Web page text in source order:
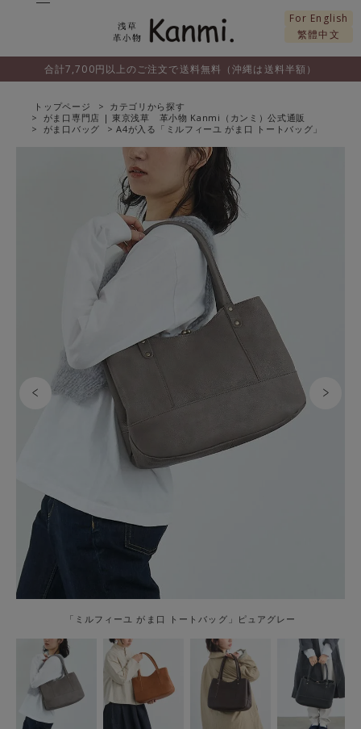
For English
繁體中文
合計7,700円以上のご注文で送料無料（沖縄は送料半額）
トップページ
カテゴリから探す
がま口専門店 | 東京浅草 革小物 Kanmi（カンミ）公式通販
がま口バッグ
A4が入る「ミルフィーユ がま口 トートバッグ」
「ミルフィーユ がま口 トートバッグ」ピュアグレー